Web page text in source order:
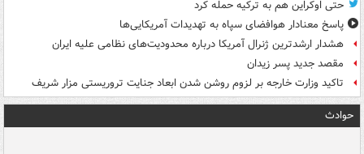
حتی اوکراین هم به ترکیه حمله کرد
پاسخ معنادار هوافضای سپاه به تهدیدات آمریکایی‌ها
هشدار ارشدترین ژنرال آمریکا درباره محدودیت‌های نظامی علیه ایران
مقصد جدید پسر زیدان
تاکید وزارت خارجه بر لزوم روشن شدن ابعاد جنایت تروریستی مزار شریف
حوادث